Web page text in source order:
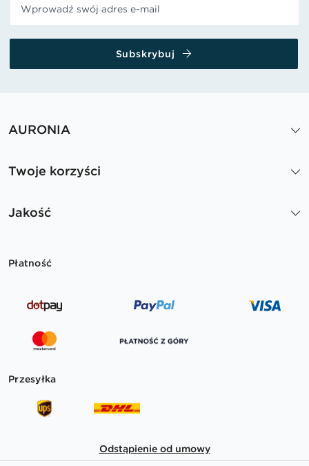
Subskrybuj
AURONIA
Twoje korzyści
Jakość
Płatność
Przesyłka
Odstąpienie od umowy